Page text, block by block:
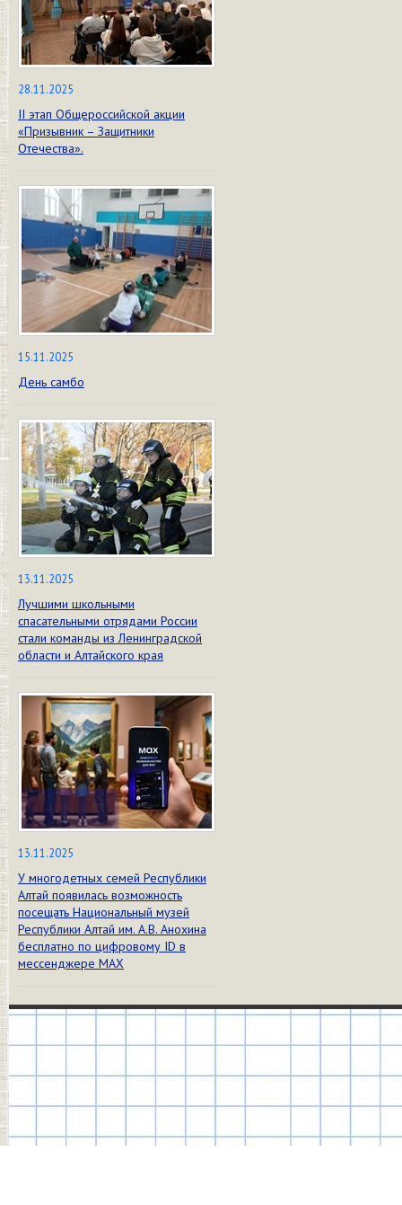
28.11.2025
II этап Общероссийской акции
«Призывник – Защитники
Отечества».
15.11.2025
День самбо
13.11.2025
Лучшими школьными
спасательными отрядами России
стали команды из Ленинградской
области и Алтайского края
13.11.2025
У многодетных семей Республики
Алтай появилась возможность
посещать Национальный музей
Республики Алтай им. А.В. Анохина
бесплатно по цифровому ID в
мессенджере МАХ